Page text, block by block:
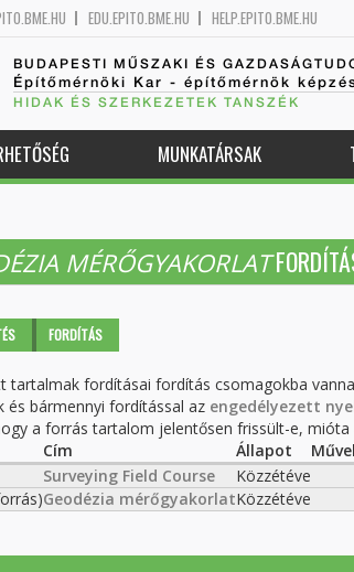
EDU.EPITO.BME.HU HELP.EPITO.BME.HU
BUDAPESTI MŰSZAKI ÉS
Építőmérnöki Kar - építőmérnök
HIDAK ÉS SZERKEZETEK TANSZÉK
MUNKATÁRSAK
MÉRŐGYAKORLAT
fülek
FORDÍTÁS
tartalmak fordításai fordítás csomagokba
és bármennyi fordítással az engedélyezett
a forrás tartalom jelentősen frissült-e,
Cím Állapot
Surveying Field Course
Közzétéve
Geodézia mérőgyakorlatKözzétéve